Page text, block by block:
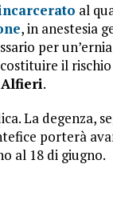
al
, in anestesia
per
il rischio
.
La degenza,
porterà
al 18 di giugno.